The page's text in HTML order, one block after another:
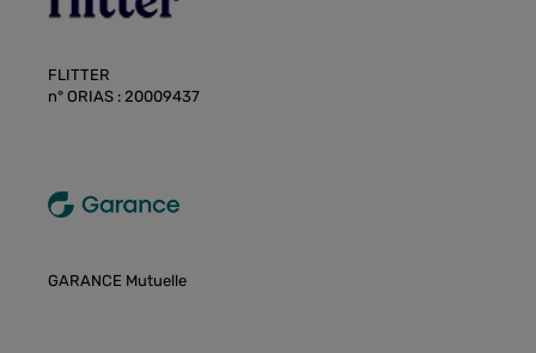
FLITTER
n° ORIAS : 20009437
GARANCE Mutuelle